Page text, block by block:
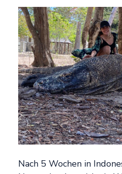
Nach 5 Wochen in